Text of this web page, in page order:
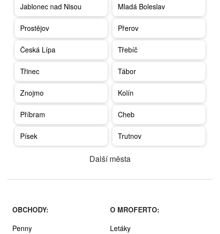
Jablonec nad Nisou Mladá Boleslav
Prostějov Přerov
Česká Lípa Třebíč
Třinec Tábor
Znojmo Kolín
Příbram Cheb
Písek Trutnov
Další města
OBCHODY:
Penny
O MROFERTO:
Letáky